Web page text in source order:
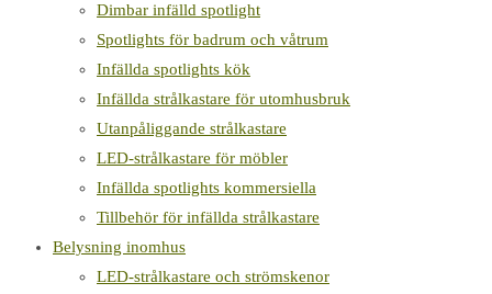
Dimbar infälld spotlight
Spotlights för badrum och våtrum
Infällda spotlights kök
Infällda strålkastare för utomhusbruk
Utanpåliggande strålkastare
LED-strålkastare för möbler
Infällda spotlights kommersiella
Tillbehör för infällda strålkastare
Belysning inomhus
LED-strålkastare och strömskenor